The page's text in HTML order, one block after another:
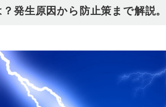
発生原因から防止策まで解説。